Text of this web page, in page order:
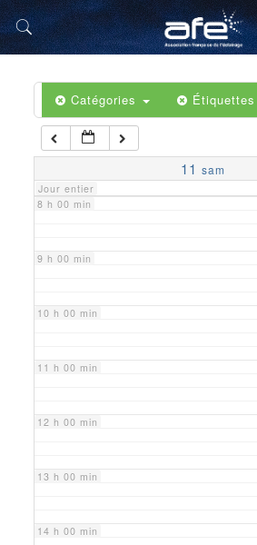
Catégories Étiquettes
11 sam
Jour entier
5 h 00 min
6 h 00 min
7 h 00 min
8 h 00 min
9 h 00 min
10 h 00 min
11 h 00 min
12 h 00 min
13 h 00 min
14 h 00 min